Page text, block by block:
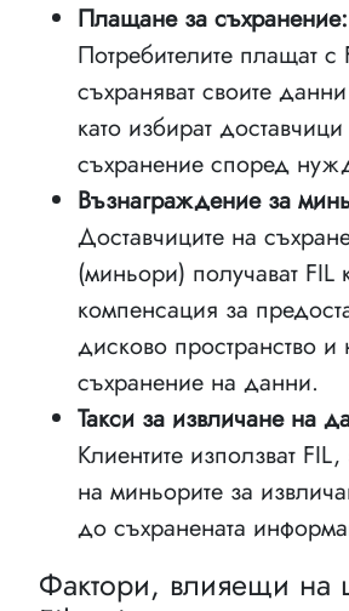
Плащане за съхранение:
Потребителите плащат с
съхраняват своите
като избират
съхранение според
Възнаграждение за
Доставчиците на
(миньори) получават FIL
компенсация за
дисково пространство
съхранение на данни.
Такси за извличане на
Клиентите използват
на миньорите за
до съхранената
Фактори, влияещи на